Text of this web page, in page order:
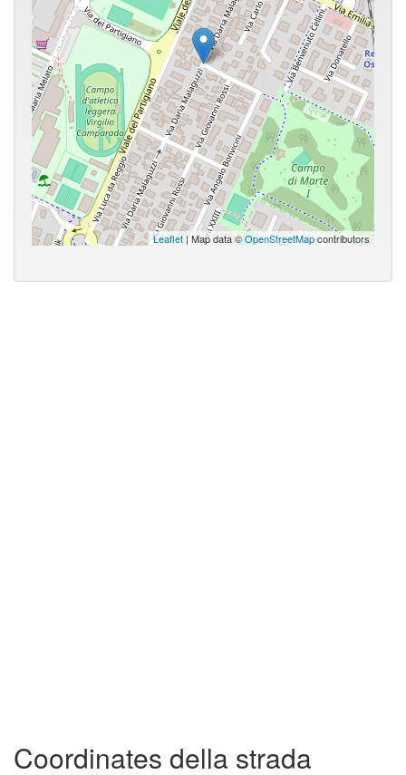
Leaflet | Map data ©OpenStreetMapcontributors
Coordinates della strada